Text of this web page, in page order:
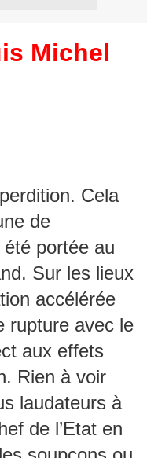
Michel
Cela
de
été portée au
Sur les lieux
accélérée
rupture avec le
aux effets
Rien à voir
laudateurs à
de l’Etat en